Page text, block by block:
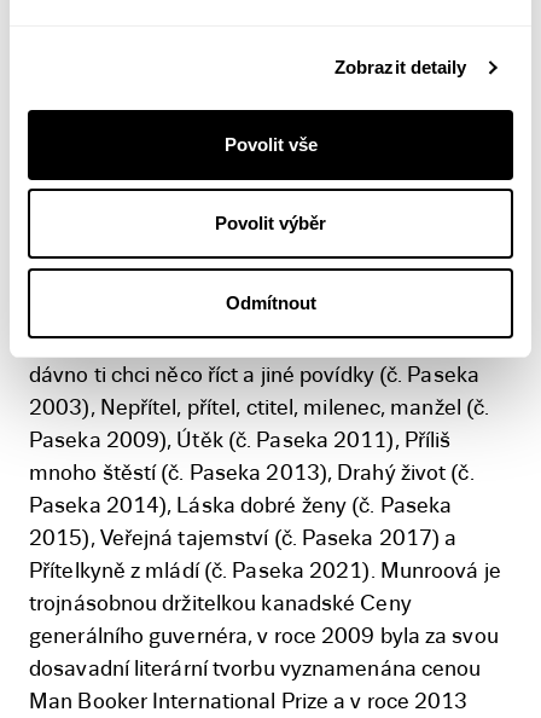
Zobrazit detaily
Povolit vše
Povolit výběr
Odmítnout
Alice Munroová
Alice Munroová (1931) pochází z
Ontario. Je autorkou čtrnácti
souborů kratších próz a jednoho
románu. V českém překladu ji proslavily knihy Už
dávno ti chci něco říct a jiné povídky (č. Paseka
2003), Nepřítel, přítel, ctitel, milenec, manžel (č.
Paseka 2009), Útěk (č. Paseka 2011), Příliš
mnoho štěstí (č. Paseka 2013), Drahý život (č.
Paseka 2014), Láska dobré ženy (č. Paseka
2015), Veřejná tajemství (č. Paseka 2017) a
Přítelkyně z mládí (č. Paseka 2021). Munroová je
trojnásobnou držitelkou kanadské Ceny
generálního guvernéra, v roce 2009 byla za svou
dosavadní literární tvorbu vyznamenána cenou
Man Booker International Prize a v roce 2013